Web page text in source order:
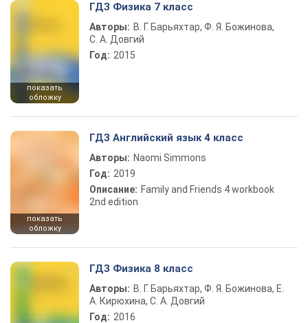
показать
обложку
ГДЗ Физика 7 класс
Авторы: В. Г. Барьяхтар, Ф. Я. Божинова,
С. А. Довгий
Год: 2015
показать
обложку
ГДЗ Английский язык 4 класс
Авторы: Naomi Simmons
Год: 2019
Описание: Family and Friends 4 workbook
2nd edition
ГДЗ Физика 8 класс
Авторы: В. Г. Барьяхтар, Ф. Я. Божинова, Е.
А. Кирюхина, С. А. Довгий
Год: 2016